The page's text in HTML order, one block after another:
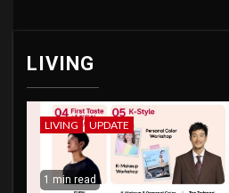
LIVING
LIVING UPDATE
1 min read